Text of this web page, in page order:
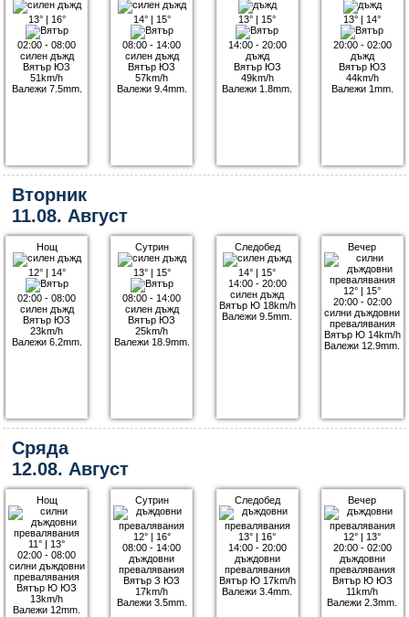
13°| 16°
02:00 - 08:00
силен дъжд
Вятър ЮЗ
51km/h
Валежи 7.5mm.
14°| 15°
08:00 - 14:00
силен дъжд
Вятър ЮЗ
57km/h
Валежи 9.4mm.
13° | 15°
14:00 - 20:00
дъжд
Вятър ЮЗ
49km/h
Валежи 1.8mm.
13° | 14°
20:00 - 02:00
дъжд
Вятър ЮЗ
44km/h
Валежи 1mm.
Вторник
11.08. Август
Нощ
12°| 14°
02:00 - 08:00
силен дъжд
Вятър ЮЗ
23km/h
Валежи 6.2mm.
Сутрин
13°| 15°
08:00 - 14:00
силен дъжд
Вятър ЮЗ
25km/h
Валежи 18.9mm.
Следобед
14° | 15°
14:00 - 20:00
силен дъжд
Вятър Ю 18km/h
Валежи 9.5mm.
Вечер
12° | 15°
20:00 - 02:00
силни дъждовни
превалявания
Вятър Ю 14km/h
Валежи 12.9mm.
Сряда
12.08. Август
Нощ
11° | 13°
02:00 - 08:00
силни дъждовни
превалявания
Вятър Ю ЮЗ
13km/h
Валежи 12mm.
Сутрин
12°| 16°
08:00 - 14:00
дъждовни
превалявания
Вятър З ЮЗ
17km/h
Валежи 3.5mm.
Следобед
13° | 16°
14:00 - 20:00
дъждовни
превалявания
Вятър Ю 17km/h
Валежи 3.4mm.
Вечер
12° | 13°
20:00 - 02:00
дъждовни
превалявания
Вятър Ю ЮЗ
11km/h
Валежи 2.3mm.